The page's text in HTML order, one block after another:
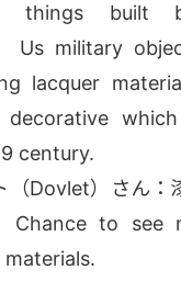
things built
Us military
lacquer
century.
（Dovlet）さん：
to see